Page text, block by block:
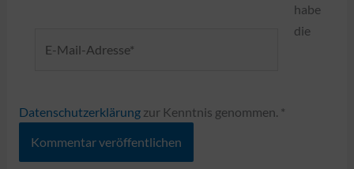
Mail-
habe
die
Datenschutzerklärungzur Kenntnis genommen. *